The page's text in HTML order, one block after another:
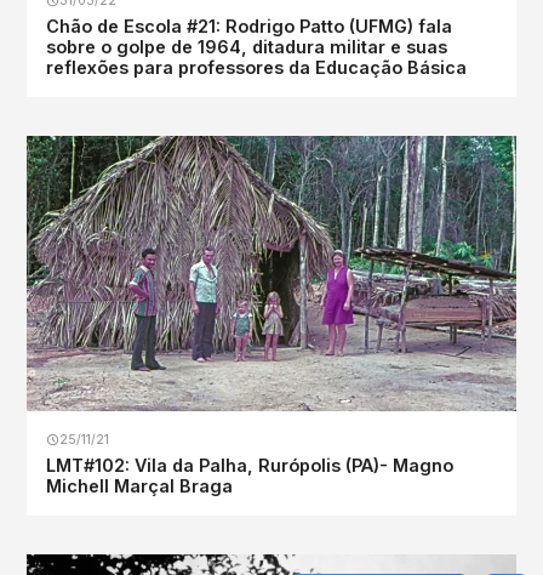
Chão de Escola #21: Rodrigo Patto (UFMG) fala
sobre o golpe de 1964, ditadura militar e suas
reflexões para professores da Educação Básica
25/11/21
LMT#102: Vila da Palha, Rurópolis (PA)- Magno
Michell Marçal Braga